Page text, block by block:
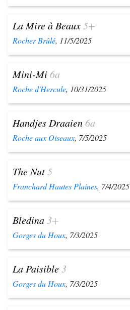
La Mire à Beaux5+
Rocher Brûlé, 11/5/2025
Mini-Mi6a
Roche d'Hercule, 10/31/2025
Handjes Draaien6a
Roche aux Oiseaux, 7/5/2025
The Nut5
Franchard Hautes Plaines, 7/4/2025
Bledina3+
Gorges du Houx, 7/3/2025
La Paisible3
Gorges du Houx, 7/3/2025